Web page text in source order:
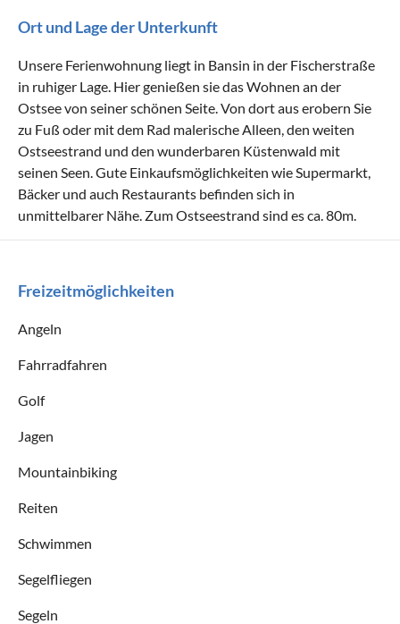
Ort und Lage der Unterkunft
Unsere Ferienwohnung liegt in Bansin in der Fischerstraße
in ruhiger Lage. Hier genießen sie das Wohnen an der
Ostsee von seiner schönen Seite. Von dort aus erobern Sie
zu Fuß oder mit dem Rad malerische Alleen, den weiten
Ostseestrand und den wunderbaren Küstenwald mit
seinen Seen. Gute Einkaufsmöglichkeiten wie Supermarkt,
Bäcker und auch Restaurants befinden sich in
unmittelbarer Nähe. Zum Ostseestrand sind es ca. 80m.
Freizeitmöglichkeiten
Angeln
Fahrradfahren
Golf
Jagen
Mountainbiking
Reiten
Schwimmen
Segelfliegen
Segeln